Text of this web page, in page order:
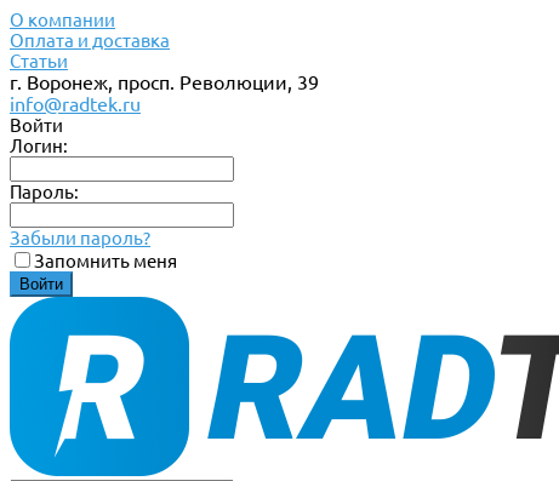
О компании
Оплата и доставка
Статьи
г. Воронеж, просп. Революции, 39
info@radtek.ru
Войти
Логин:
Пароль:
Забыли пароль?
Запомнить меня